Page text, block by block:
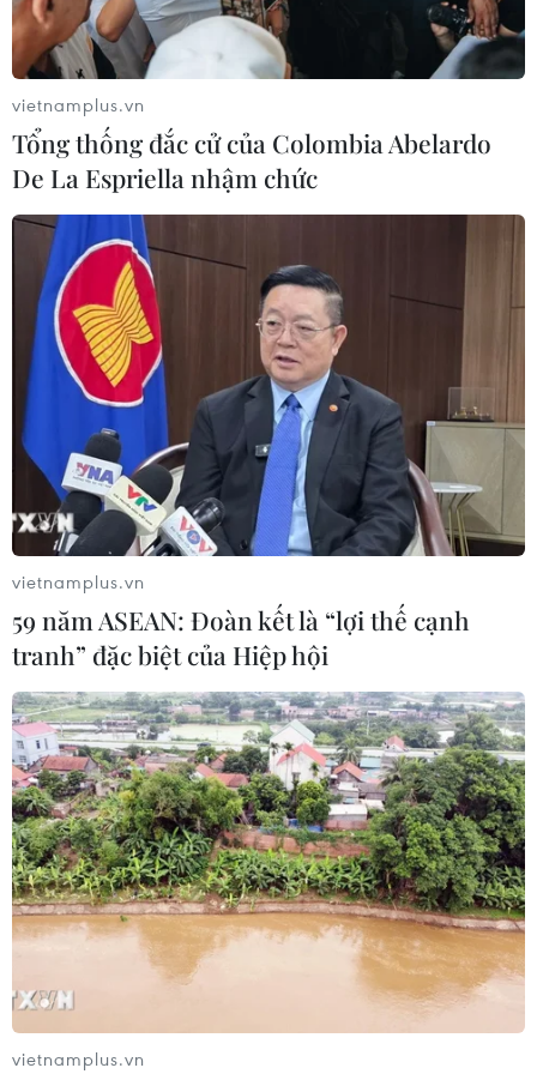
Số ca mắc sởi tại Mỹ lập đỉnh 30 năm
do tỷ lệ tiêm chủng giảm
24/07/2026 23:59
Mỹ điều tra một đợt bùng phát bệnh
tả do ký sinh trùng cyclospora
24/07/2026 05:44
Mỹ thu hồi gần 1,6 triệu quả trứng do
nguy cơ nhiễm khuẩn Salmonella
24/07/2026 05:34
Venezuela ghi nhận 3 ca tử vong do
Sản phụ ở Australia sinh 4 bé gái
cùng trứng theo cách hoàn toàn tự
nhiên
22/07/2026 06:38
Thành phố Hồ Chí Minh: 5 người tử
vong vì bệnh dại trong 6 tháng đầu
năm
Vụ ngạt khí tại trang trại heo
vietnamplus.vn
Tổng thống đắc cử của Colombia Abelardo
De La Espriella nhậm chức
vietnamplus.vn
59 năm ASEAN: Đoàn kết là “lợi thế cạnh
tranh” đặc biệt của Hiệp hội
vietnamplus.vn